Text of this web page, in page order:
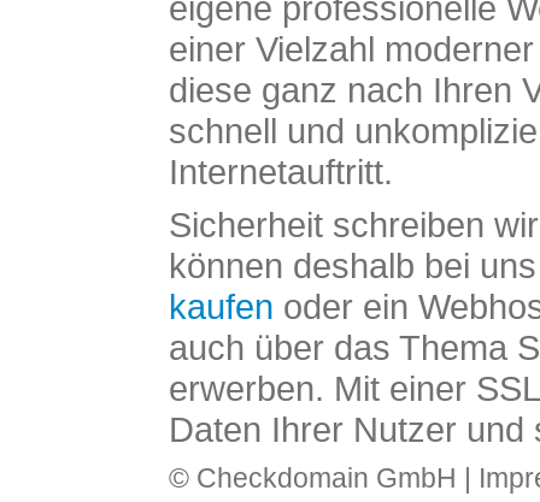
einer Vielzahl
diese ganz nach Ihren
schnell und
Internetauftritt.
Sicherheit schreiben
können deshalb bei
kaufen oder ein
auch über das Thema
erwerben. Mit einer
Daten Ihrer Nutzer und
© Checkdomain GmbH |